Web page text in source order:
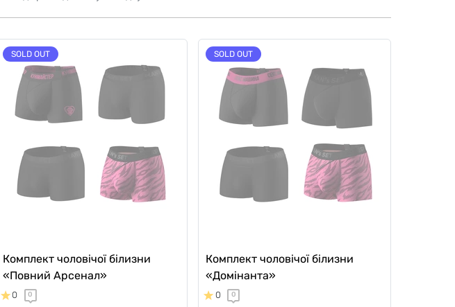
SOLD OUT
Комплект чоловічої білизни
«Повний Арсенал»
0 0
SOLD OUT
Комплект чоловічої білизни
«Домінанта»
0 0